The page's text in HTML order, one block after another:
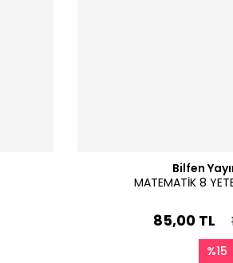
Bilfen
MATEMATİK 8
85,00 TL
%15